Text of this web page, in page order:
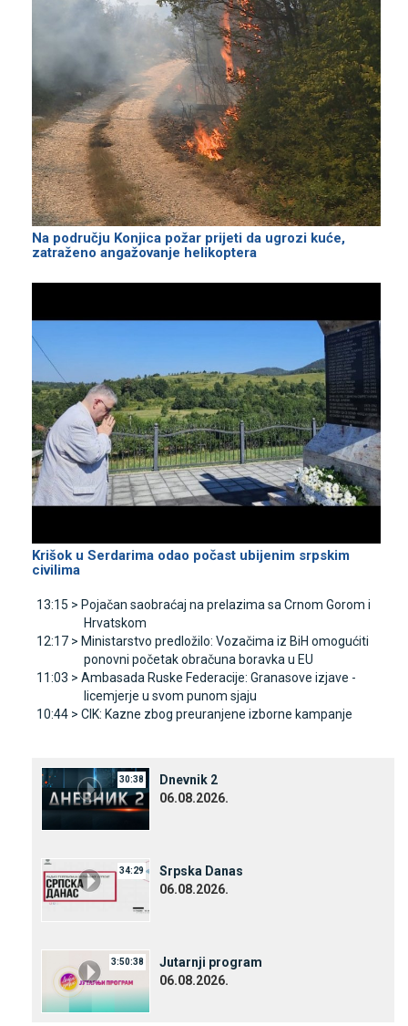
Na području Konjica požar prijeti da ugrozi kuće,
zatraženo angažovanje helikoptera
Krišok u Serdarima odao počast ubijenim srpskim
civilima
13:15 > Pojačan saobraćaj na prelazima sa Crnom Gorom i
Hrvatskom
12:17 > Ministarstvo predložilo: Vozačima iz BiH omogućiti
ponovni početak obračuna boravka u EU
11:03 > Ambasada Ruske Federacije: Granasove izjave -
licemjerje u svom punom sjaju
10:44 > CIK: Kazne zbog preuranjene izborne kampanje
30:38
Dnevnik 2
06.08.2026.
34:29
Srpska Danas
06.08.2026.
3:50:38
Јutarnji program
06.08.2026.